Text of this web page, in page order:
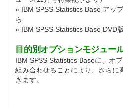
» IBM SPSS Statistics Base アッ
ら
» IBM SPSS Statistics Base DVD
目的別オプションモジュー
IBM SPSS Statistics Baseに、オ
組み合わせることにより、さらに
きます。